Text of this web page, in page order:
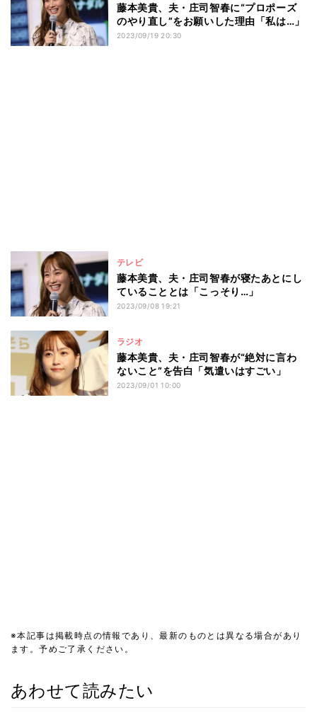
藤本美貴、夫・庄司智春に“プロポーズ
のやり直し”をお願いした理由「私は…」
2023/09/19 20:30
テレビ
藤本美貴、夫・庄司智春が寝たあとにし
ていることとは「こっそり…」
2023/09/08 19:21
ラジオ
藤本美貴、夫・庄司智春が“絶対に言わ
ないこと”を告白「気遣いはすごい」
2023/09/01 10:00
※本記事は掲載時点の情報であり、最新のものとは異なる場合があり
ます。予めご了承ください。
あわせて読みたい